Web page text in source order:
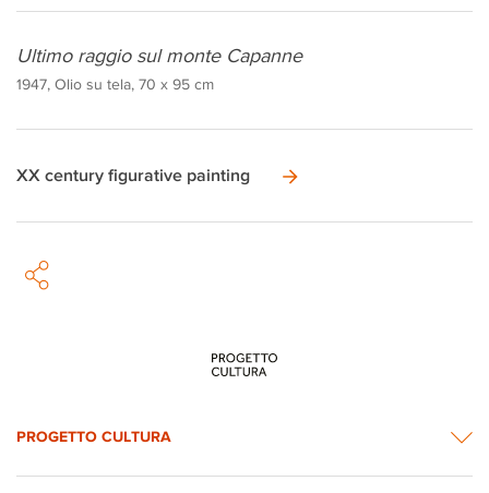
Ultimo raggio sul monte Capanne
1947, Olio su tela, 70 x 95 cm
XX century figurative painting
PROGETTO CULTURA